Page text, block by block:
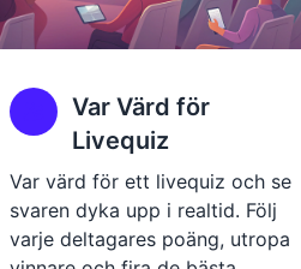
Var Värd för
Livequiz
Var värd för ett livequiz och se
svaren dyka upp i realtid. Följ
varje deltagares poäng, utropa